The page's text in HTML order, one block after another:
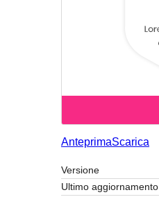
AnteprimaScarica
Versione
Ultimo aggiornamento